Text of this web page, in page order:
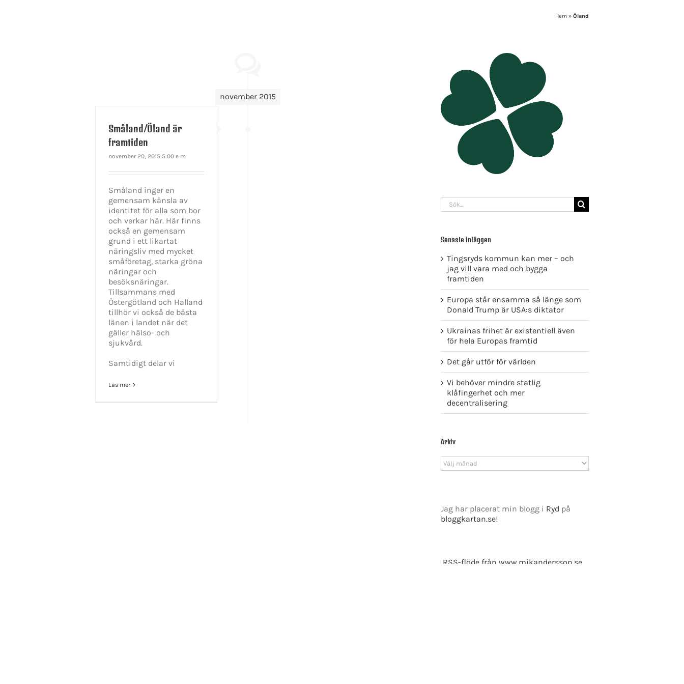
Hem » Öland
november 2015
Småland/Öland är
framtiden
november 20, 2015 5:00 e m
Småland inger en
gemensam känsla av
identitet för alla som bor
och verkar här. Här finns
också en gemensam
grund i ett likartat
näringsliv med mycket
småföretag, starka gröna
näringar och
besöksnäringar.
Tillsammans med
Östergötland och Halland
tillhör vi också de bästa
länen i landet när det
gäller hälso- och
sjukvård.
Samtidigt delar vi
Läs mer
Sök
efter:
Senaste inläggen
Tingsryds kommun kan mer – och
jag vill vara med och bygga
framtiden
Europa står ensamma så länge som
Donald Trump är USA:s diktator
Ukrainas frihet är existentiell även
för hela Europas framtid
Det går utför för världen
Vi behöver mindre statlig
klåfingerhet och mer
decentralisering
Arkiv
Arkiv
Jag har placerat min blogg i Ryd på
bloggkartan.se!
RSS-flöde från www.mikandersson.se